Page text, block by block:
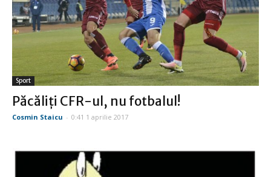
Sport
Păcăliţi CFR-ul, nu fotbalul!
Cosmin Staicu - 0:41 1 aprilie 2017